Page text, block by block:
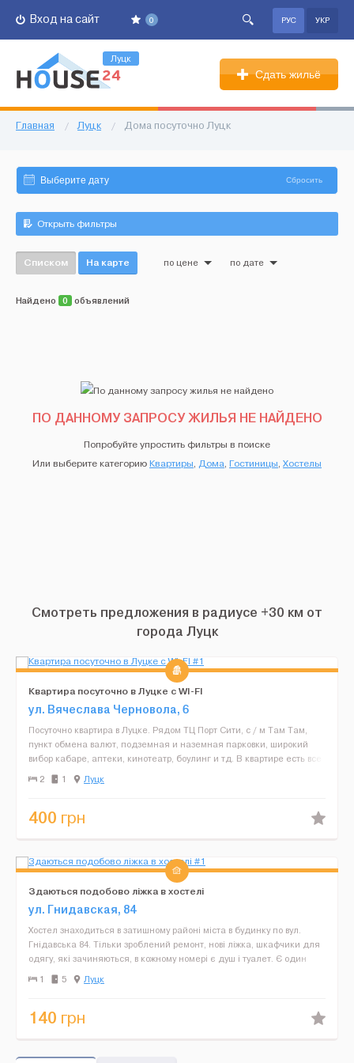
0
Вход на сайт РУС УКР
Луцк
Сдать жильё
Главная / Луцк / Дома посуточно Луцк
Сбросить
Открыть фильтры
Списком На карте по цене по дате
Найдено 0 объявлений
ПО ДАННОМУ ЗАПРОСУ ЖИЛЬЯ НЕ НАЙДЕНО
Попробуйте упростить фильтры в поиске
Или выберите категориюКвартиры, Дома, Гостиницы, Хостелы
Смотреть предложения в радиусе +30 км от
города Луцк
Квартира посуточно в Луцке с WI-FI
ул. Вячеслава Черновола, 6
Посуточно квартира в Луцке. Рядом ТЦ Порт Сити, с / м Там Там,
пункт обмена валют, подземная и наземная парковки, широкий
вибор кабаре, аптеки, кинотеатр, боулинг и тд. В квартире есть все
необходимое для комфортного проживания, и...
2 1 Луцк
400 грн
Здаються подобово ліжка в хостeлі
ул. Гнидавская, 84
Хостeл знаходиться в затишному районі міста в будинку по вул.
Гнідавська 84. Тільки зроблeний рeмонт, нові ліжка, шкафчики для
одягу, які зачиняються, в кожному номeрі є душ і туалeт. Є один
двухмісний номeр, один трьохмісний, два...
1 5 Луцк
140 грн